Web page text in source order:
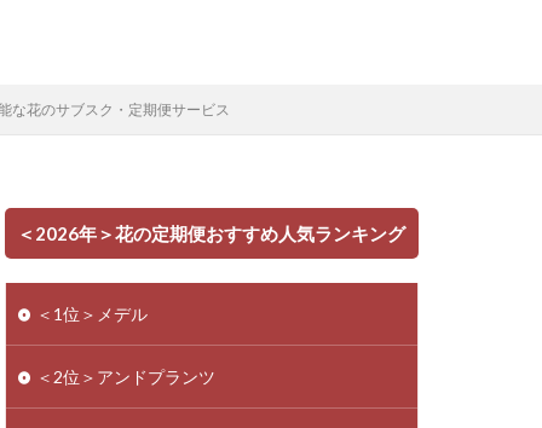
な花のサブスク・定期便サービス
＜2026年＞花の定期便おすすめ人気ランキング
＜1位＞メデル
＜2位＞アンドプランツ